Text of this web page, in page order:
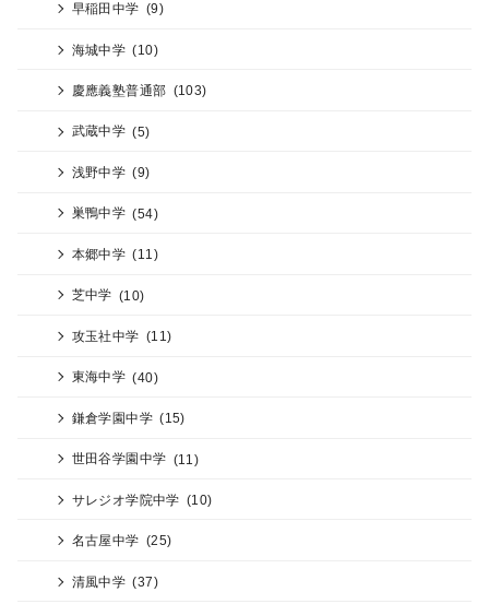
早稲田中学 (9)
海城中学 (10)
慶應義塾普通部 (103)
武蔵中学 (5)
浅野中学 (9)
巣鴨中学 (54)
本郷中学 (11)
芝中学 (10)
攻玉社中学 (11)
東海中学 (40)
鎌倉学園中学 (15)
世田谷学園中学 (11)
サレジオ学院中学 (10)
名古屋中学 (25)
清風中学 (37)